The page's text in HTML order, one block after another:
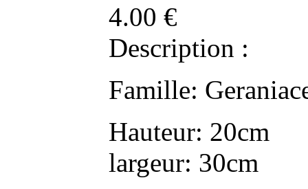
4.00 €
Description :
Famille:
Hauteur: 20cm
largeur: 30cm